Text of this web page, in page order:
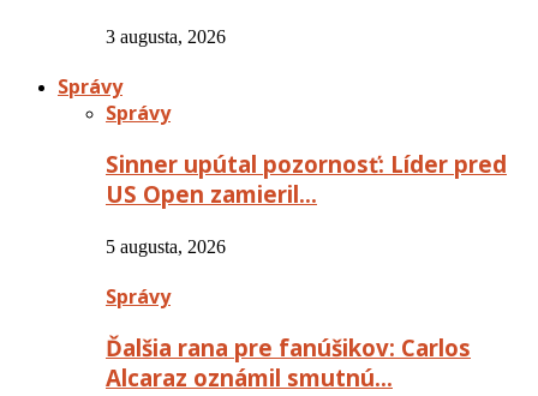
3 augusta, 2026
Správy
Správy
Sinner upútal pozornosť: Líder pred
US Open zamieril…
5 augusta, 2026
Správy
Ďalšia rana pre fanúšikov: Carlos
Alcaraz oznámil smutnú…